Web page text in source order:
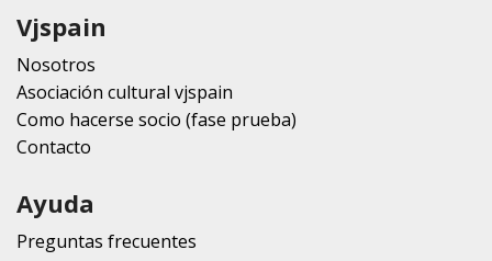
Vjspain
Nosotros
Asociación cultural vjspain
Como hacerse socio (fase prueba)
Contacto
Ayuda
Preguntas frecuentes